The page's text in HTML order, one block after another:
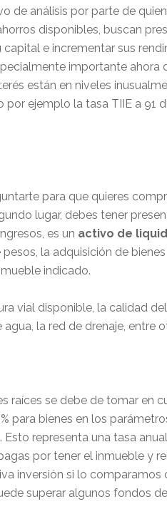
de análisis por parte de
disponibles, buscan
capital e incrementar sus
importante ahora
están en niveles
por ejemplo la tasa TIIE a 91
para que quieres
lugar, debes tener
es un activo de
la adquisición de
indicado.
vial disponible, la calidad
la red de drenaje, entre
raíces se debe de tomar en
para bienes en los
representa una tasa
por tener el inmueble y
inversión si lo comparamos
superar algunos fondos